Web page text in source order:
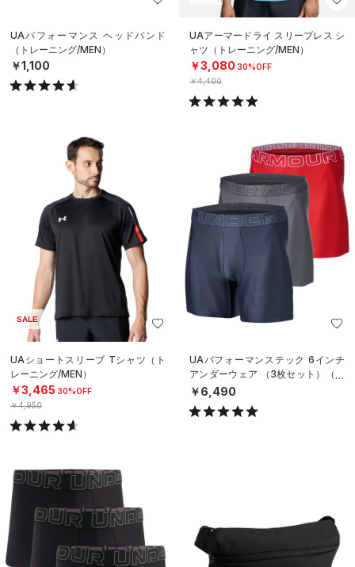
UAパフォーマンス ヘッドバンド
（トレーニング/MEN）
￥1,100
UAアーマードライ スリーブレス シ
ャツ（トレーニング/MEN）
￥3,080 30%OFF
￥4,400
SALE
UAショートスリーブ Tシャツ（ト
レーニング/MEN）
￥3,465 30%OFF
￥4,950
UAパフォーマンステック 6インチ
アンダーウェア （3枚セット）（ト
レーニング/MEN）
￥6,490